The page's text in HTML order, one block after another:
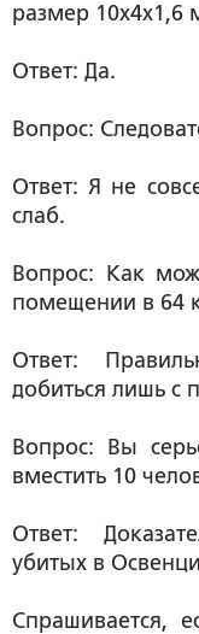
размер 10х4х1,6
Ответ: Да.
Вопрос:
Ответ: Я не
слаб.
Вопрос: Как
помещении в 64
Ответ:
добиться лишь
Вопрос: Вы
вместить 10
Ответ:
убитых в
Спрашивается,